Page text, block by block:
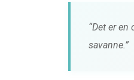
“Det er
savanne.”